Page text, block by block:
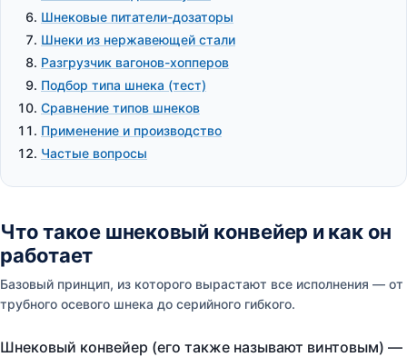
Шнековые питатели-дозаторы
Шнеки из нержавеющей стали
Разгрузчик вагонов-хопперов
Подбор типа шнека (тест)
Сравнение типов шнеков
Применение и производство
Частые вопросы
Что такое шнековый конвейер и как он
работает
Базовый принцип, из которого вырастают все исполнения — от
трубного осевого шнека до серийного гибкого.
Шнековый конвейер (его также называют винтовым) —